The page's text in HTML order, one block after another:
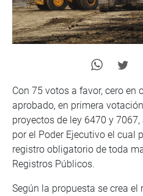
Con 75 votos a favor, cero en
aprobado, en primera
proyectos de ley 6470 y
por el Poder Ejecutivo el cual
registro obligatorio de toda
Registros Públicos.
Según la propuesta se crea